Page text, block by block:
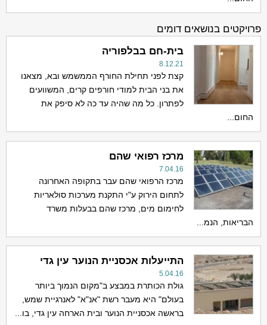
פרויקטים בנושאים דומים
בית-חם בבלפוריה
8.12.21
קצת לפני תחילת החורף הממשמש ובא, מצאנו
את בני הבית למודי חורפים קרים, המשוועים
לפתרון. כל מה שהיה עד כה לא סיפק את
החום...
מרכז רפואי שהם
7.04.16
מרכז הרפואי שהם עבר בתקופה האחרונה
לתחום הירוק ע"י התקנת מערכות סולאריות
לחימום מים, מרכז שהם בבעלות משרד
הבריאות, הנמ...
התייעלות אכסניית הנוער עין גדי
5.04.16
גולת הכותרת במבצע ב"מקום הנמוך ביותר
בעולם" היא מעבר רשת "אנ"א" לאנרגיית שמש,
בראשה אכסניית הנוער ובית הארחה עין גדי, בו...